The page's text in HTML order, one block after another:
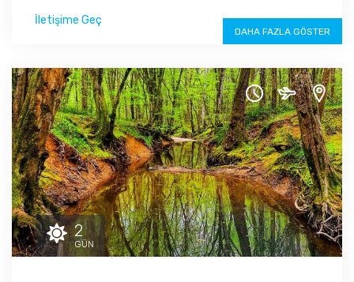
İletişime Geç
DAHA FAZLA GÖSTER
2
GÜN